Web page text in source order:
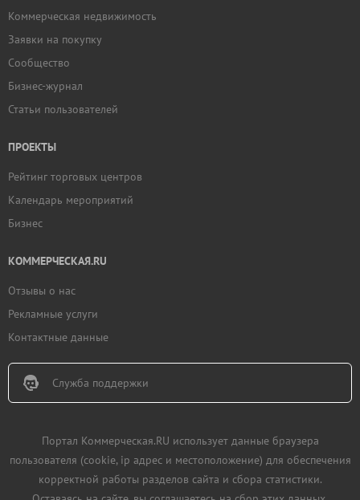
Коммерческая недвижимость
Заявки на покупку
Сообщество
Бизнес-журнал
Статьи пользователей
ПРОЕКТЫ
Рейтинг торговых центров
Календарь мероприятий
Бизнес
КОММЕРЧЕСКАЯ.RU
Отзывы о нас
Рекламные услуги
Контактные данные
Служба поддержки
Портал Коммерческая.RU использует данные браузера
пользователя (cookie, ip адрес и местоположение) для обеспечения
корректной работы разделов сайта и сбора статистики.